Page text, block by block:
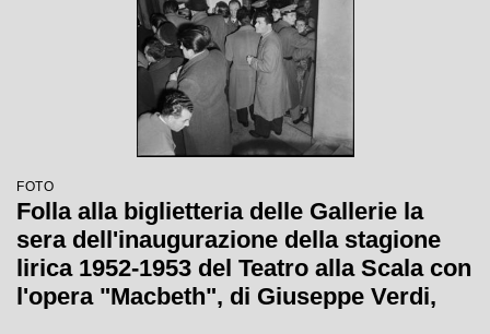
FOTO
Folla alla biglietteria delle Gallerie la
sera dell'inaugurazione della stagione
lirica 1952-1953 del Teatro alla Scala con
l'opera "Macbeth", di Giuseppe Verdi,